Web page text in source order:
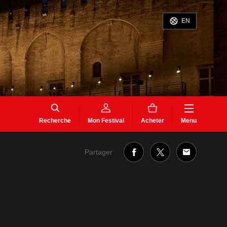
EN
Recherche Mon Festival Acheter Menu
Partager